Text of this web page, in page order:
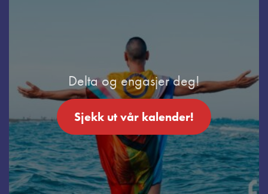
Delta og engasjer deg!
Sjekk ut vår kalender!